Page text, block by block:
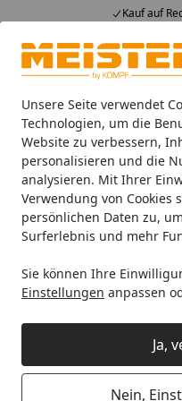
Unsere Seite verwendet
Technologien, um die
Website zu verbessern,
personalisieren und die
analysieren. Mit Ihrer
Verwendung von
persönlichen Daten zu,
Surferlebnis und mehr
Sie können Ihre
Einstellungen anpassen
Ja,
Nein,
Kauf auf
Alle Produkte
Mein Konto
Suchen
Startseite
Handmuster Meister
Handmuster
MeisterDesign.
x 198 x 7 mm